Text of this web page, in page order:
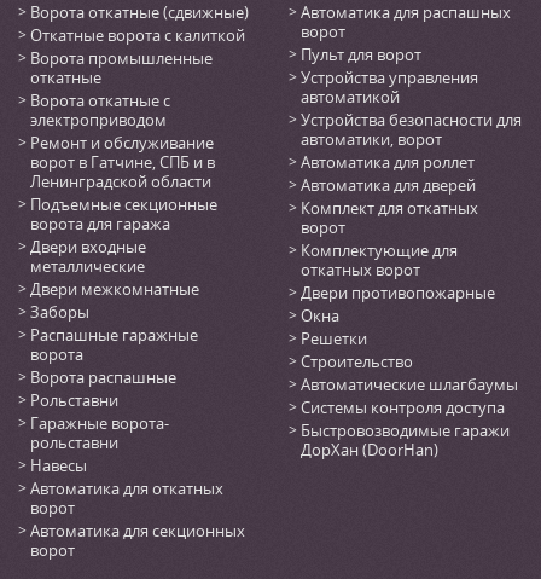
Ворота откатные (сдвижные)
Откатные ворота с калиткой
Ворота промышленные
откатные
Ворота откатные с
электроприводом
Ремонт и обслуживание
ворот в Гатчине, СПБ и в
Ленинградской области
Подъемные секционные
ворота для гаража
Двери входные
металлические
Двери межкомнатные
Заборы
Распашные гаражные
ворота
Ворота распашные
Рольставни
Гаражные ворота-
рольставни
Навесы
Автоматика для откатных
ворот
Автоматика для секционных
ворот
Автоматика для распашных
ворот
Пульт для ворот
Устройства управления
автоматикой
Устройства безопасности для
автоматики, ворот
Автоматика для роллет
Автоматика для дверей
Комплект для откатных
ворот
Комплектующие для
откатных ворот
Двери противопожарные
Окна
Решетки
Строительство
Автоматические шлагбаумы
Системы контроля доступа
Быстровозводимые гаражи
ДорХан (DoorHan)